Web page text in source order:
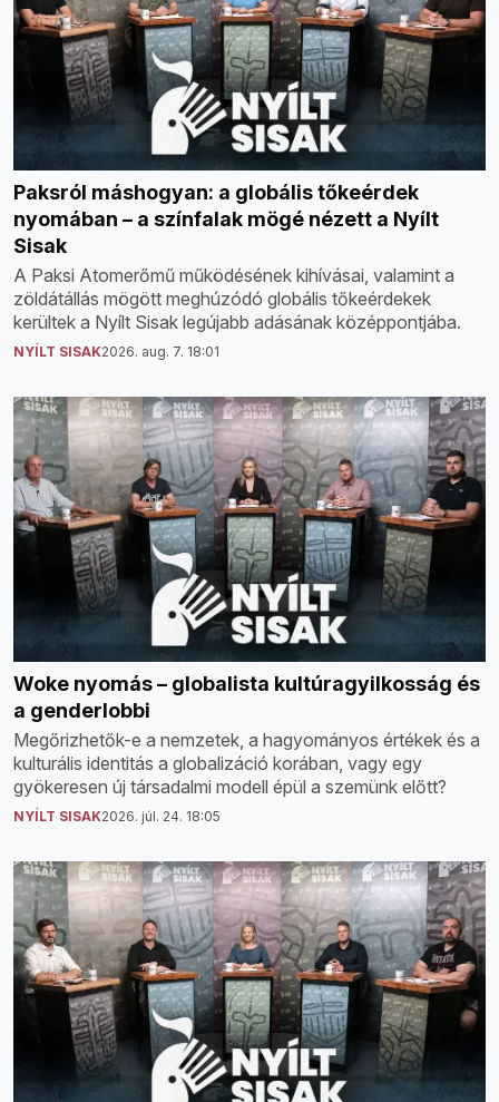
Paksról máshogyan: a globális tőkeérdek
nyomában – a színfalak mögé nézett a Nyílt
Sisak
A Paksi Atomerőmű működésének kihívásai, valamint a
zöldátállás mögött meghúzódó globális tőkeérdekek
kerültek a Nyílt Sisak legújabb adásának középpontjába.
NYÍLT SISAK2026. aug. 7. 18:01
Woke nyomás – globalista kultúragyilkosság és
a genderlobbi
Megőrizhetők-e a nemzetek, a hagyományos értékek és a
kulturális identitás a globalizáció korában, vagy egy
gyökeresen új társadalmi modell épül a szemünk előtt?
NYÍLT SISAK2026. júl. 24. 18:05